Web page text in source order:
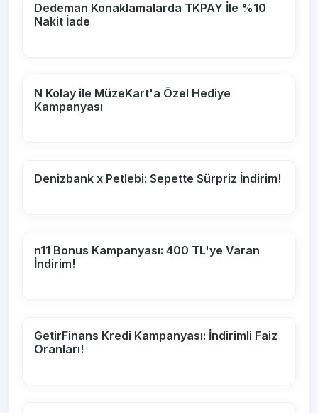
Dedeman Konaklamalarda TKPAY İle %10
Nakit İade
N Kolay ile MüzeKart'a Özel Hediye
Kampanyası
Denizbank x Petlebi: Sepette Sürpriz İndirim!
n11 Bonus Kampanyası: 400 TL'ye Varan
İndirim!
GetirFinans Kredi Kampanyası: İndirimli Faiz
Oranları!